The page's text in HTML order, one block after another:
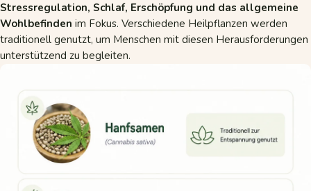
Stressregulation, Schlaf, Erschöpfung und das allgemeine
Wohlbefinden im Fokus. Verschiedene Heilpflanzen werden
traditionell genutzt, um Menschen mit diesen Herausforderungen
unterstützend zu begleiten.